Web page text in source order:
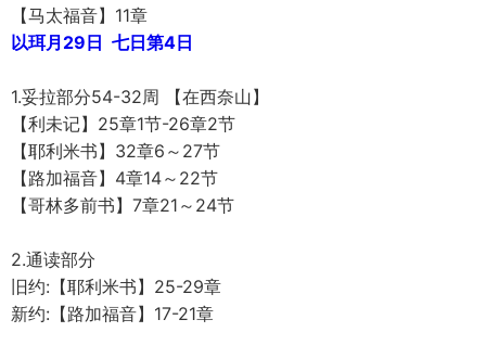
【马太福音】11章
以珥月29日 七日第4日
1.妥拉部分54-32周 【在西奈山】
【利未记】25章1节-26章2节
【耶利米书】32章6～27节
【路加福音】4章14～22节
【哥林多前书】7章21～24节
2.通读部分
旧约:【耶利米书】25-29章
新约:【路加福音】17-21章